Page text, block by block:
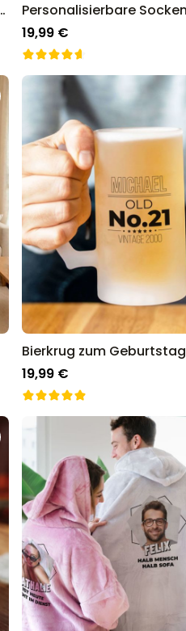
mit Gesicht
19,99 €
Bierkrug zum Geburtstag
19,99 €